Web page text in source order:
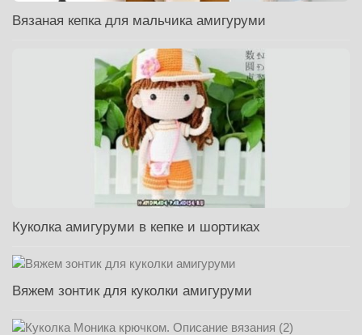
Вязаная кепка для мальчика амигуруми
Куколка амигуруми в кепке и шортиках
Вяжем зонтик для куколки амигуруми